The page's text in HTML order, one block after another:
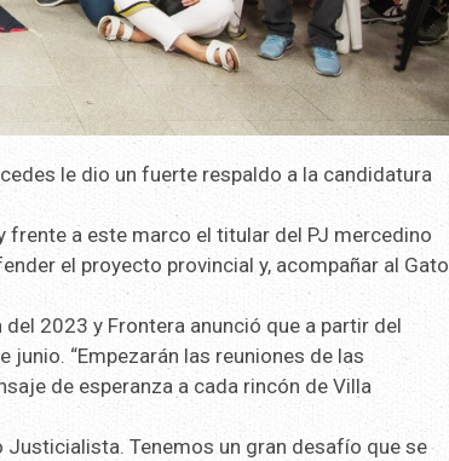
le dio un fuerte respaldo a la candidatura
a este marco el titular del PJ mercedino
el proyecto provincial y, acompañar al Gato
2023 y Frontera anunció que a partir del
“Empezarán las reuniones de las
de esperanza a cada rincón de Villa
Tenemos un gran desafío que se